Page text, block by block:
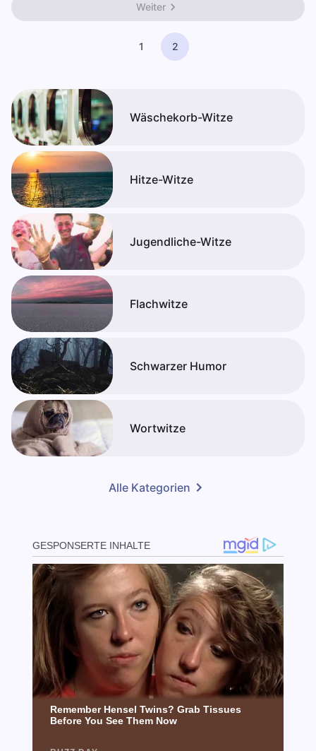
Weiter
1 2
Wäschekorb-Witze
Hitze-Witze
Jugendliche-Witze
Flachwitze
Schwarzer Humor
Wortwitze
Alle Kategorien